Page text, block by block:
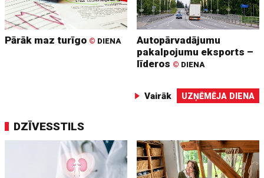
Pārāk maz turīgo © DIENA
Autopārvadājumu
pakalpojumu eksports –
līderos © DIENA
Vairāk UZŅĒMĒJA DIENA
DZĪVESSTILS